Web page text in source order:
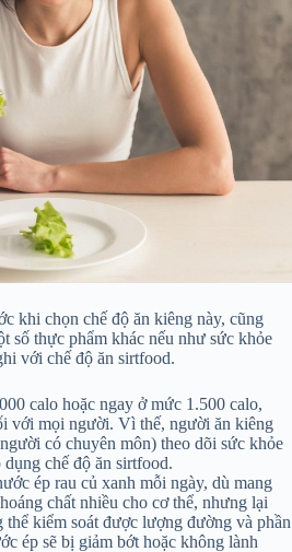
khi chọn chế độ ăn kiêng này, cũng
số thực phẩm khác nếu như sức khỏe
với chế độ ăn sirtfood.
calo hoặc ngay ở mức 1.500 calo,
với mọi người. Vì thế, người ăn kiêng
có chuyên môn) theo dõi sức khỏe
chế độ ăn sirtfood.
ép rau củ xanh mỗi ngày, dù mang
chất nhiều cho cơ thể, nhưng lại
thể kiểm soát được lượng đường và phần
ép sẽ bị giảm bớt hoặc không lành